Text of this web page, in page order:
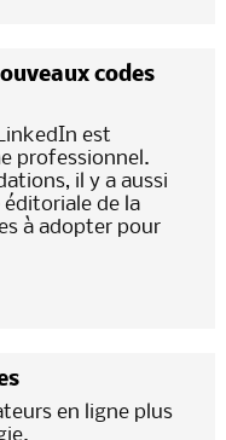
codes
est
professionnel.
il y a aussi
de la
à adopter pour
en ligne plus